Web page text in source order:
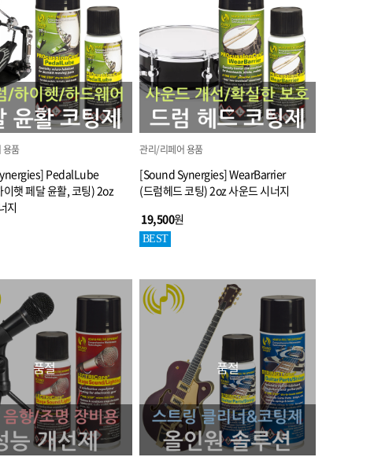
용품
PedalLube
이햇 페달 윤활, 코팅) 2oz
지
관리/리페어 용품
[Sound Synergies] WearBarrier
(드럼헤드 코팅) 2oz 사운드 시너지
19,500원
BEST
품절 품절